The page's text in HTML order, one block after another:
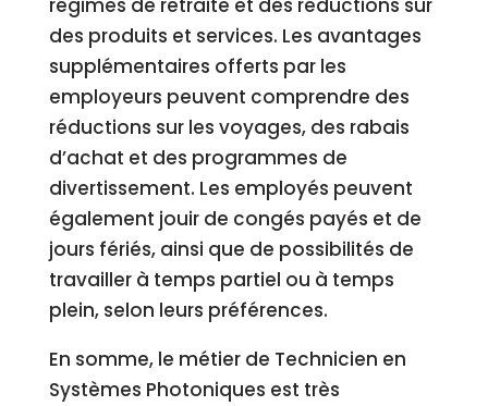
régimes de retraite et des réductions sur
des produits et services. Les avantages
supplémentaires offerts par les
employeurs peuvent comprendre des
réductions sur les voyages, des rabais
d’achat et des programmes de
divertissement. Les employés peuvent
également jouir de congés payés et de
jours fériés, ainsi que de possibilités de
travailler à temps partiel ou à temps
plein, selon leurs préférences.
En somme, le métier de Technicien en
Systèmes Photoniques est très